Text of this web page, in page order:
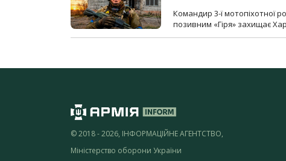
Командир 3-ї мотопіхотної
позивним «Гіря» захищає
© 2018 - 2026, ІНФОРМАЦІЙНЕ АГЕНТСТВО,
Міністерство оборони України